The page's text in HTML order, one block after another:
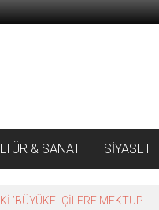
& SANAT SİYASET
’BÜYÜKELÇİLERE MEKTUP